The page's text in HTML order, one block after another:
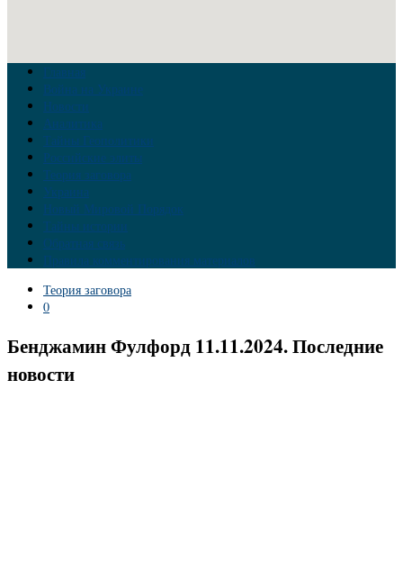
Главная
Война на Украине
Новости
Аналитика
Тайны Геополитики
Российские элиты
Теория заговора
Украина
Новый Мировой Порядок
Тайны истории
Обратная связь
Правила комментирования материалов
Теория заговора
0
Бенджамин Фулфорд 11.11.2024. Последние
новости